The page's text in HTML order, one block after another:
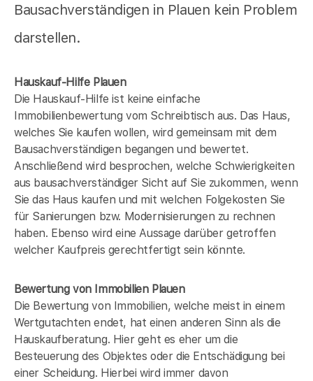
Bausachverständigen in Plauen kein Problem
darstellen.
Hauskauf-Hilfe Plauen
Die Hauskauf-Hilfe ist keine einfache
Immobilienbewertung vom Schreibtisch aus. Das Haus,
welches Sie kaufen wollen, wird gemeinsam mit dem
Bausachverständigen begangen und bewertet.
Anschließend wird besprochen, welche Schwierigkeiten
aus bausachverständiger Sicht auf Sie zukommen, wenn
Sie das Haus kaufen und mit welchen Folgekosten Sie
für Sanierungen bzw. Modernisierungen zu rechnen
haben. Ebenso wird eine Aussage darüber getroffen
welcher Kaufpreis gerechtfertigt sein könnte.
Bewertung von Immobilien Plauen
Die Bewertung von Immobilien, welche meist in einem
Wertgutachten endet, hat einen anderen Sinn als die
Hauskaufberatung. Hier geht es eher um die
Besteuerung des Objektes oder die Entschädigung bei
einer Scheidung. Hierbei wird immer davon